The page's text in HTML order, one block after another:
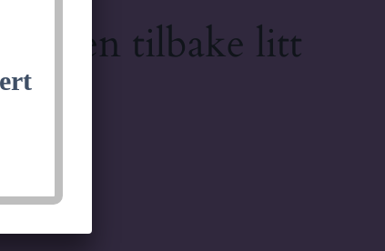
tilbake litt